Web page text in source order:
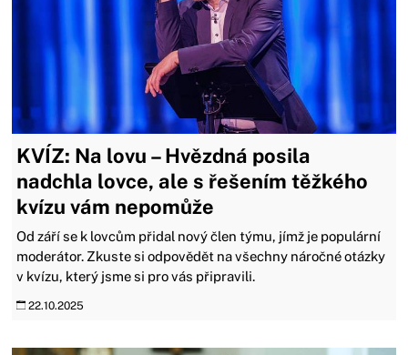
KVÍZ: Na lovu – Hvězdná posila
nadchla lovce, ale s řešením těžkého
kvízu vám nepomůže
Od září se k lovcům přidal nový člen týmu, jímž je populární
moderátor. Zkuste si odpovědět na všechny náročné otázky
v kvízu, který jsme si pro vás připravili.
22.10.2025